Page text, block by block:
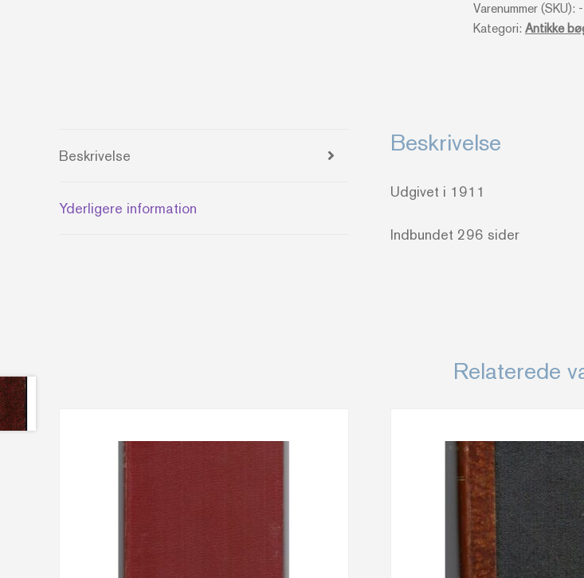
En
levnedsskildring
hans
-
Rønning
Varenummer (SKU):
Kategori: Antikke
Beskrivelse
Yderligere information
Beskrivelse
Udgivet i 1911
Indbundet 296 sider
Relaterede